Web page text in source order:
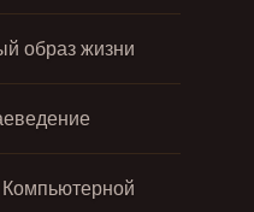
образ жизни